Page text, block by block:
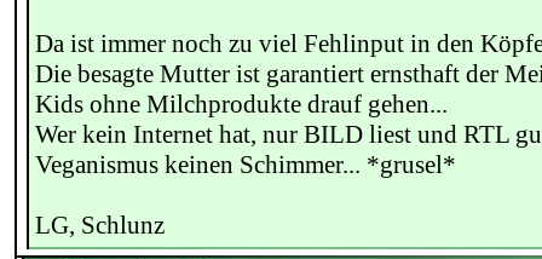
Da ist immer noch zu viel Fehlinput in den
Die besagte Mutter ist garantiert ernsthaft der
Kids ohne Milchprodukte drauf gehen...
Wer kein Internet hat, nur BILD liest und RTL
Veganismus keinen Schimmer... *grusel*
LG, Schlunz